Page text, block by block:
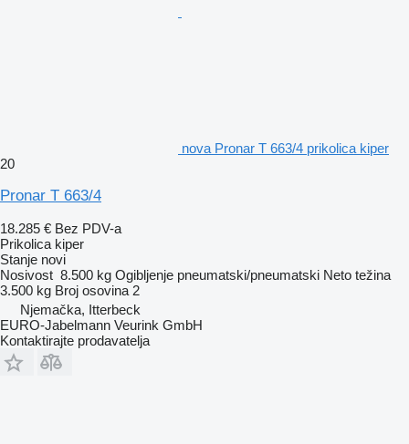
nova Pronar T 663/4 prikolica kiper
20
Pronar T 663/4
18.285 € Bez PDV-a
Prikolica kiper
Stanje novi
Nosivost 8.500 kg Ogibljenje pneumatski/pneumatski Neto težina
3.500 kg Broj osovina 2
Njemačka, Itterbeck
EURO-Jabelmann Veurink GmbH
Kontaktirajte prodavatelja